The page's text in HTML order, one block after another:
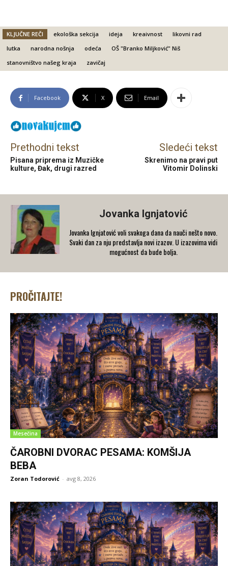
KLJUČNE REČI ekološka sekcija ideja kreaivnost
likovni rad
lutka
narodna nošnja odeća
OŠ "Branko Miljković" Niš
stanovništvo našeg kraja
zavičaj
Facebook X Email
Prethodni tekst
Pisana priprema iz Muzičke
kulture, Đak, drugi razred
Sledeći tekst
Skrenimo na pravi put
Vitomir Dolinski
Jovanka Ignjatović
Jovanka Ignjatović voli svakoga dana da nauči nešto novo.
Svaki dan za nju predstavlja novi izazov. U izazovima vidi
mogućnost da bude bolja.
PROČITAJTE!
Mesečina
ČAROBNI DVORAC PESAMA: KOMŠIJA
BEBA
Zoran Todorović - avg 8, 2026